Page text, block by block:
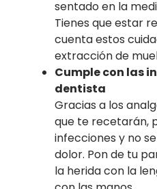
sentado en la
Tienes que estar
cuenta estos
extracción de
Cumple con las
dentista
Gracias a los
que te recetarán,
infecciones y no
dolor. Pon de tu
la herida con la